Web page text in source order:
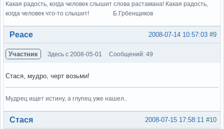
Какая радость, когда человек слышит слова растамана! Какая радость,
когда человек что-то слышит! Б.Грбенщиков
Вне форума #9
2008-07-14 10:57:03
Peace
Участник Здесь с 2008-05-01 Сообщений: 49
Стася, мудро, черт возьми!
Мудрец ищет истину, а глупец уже нашел..
Вне форума #10
2008-07-15 17:58:11
Стася